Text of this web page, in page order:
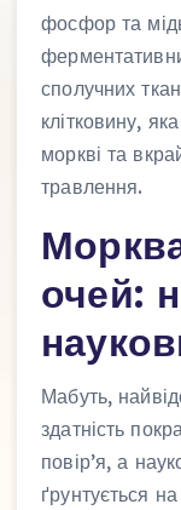
фосфор та
сполучних
клітковину,
моркві та
травлення.
очей:
Мабуть,
здатність
повір’я, а
ґрунтується